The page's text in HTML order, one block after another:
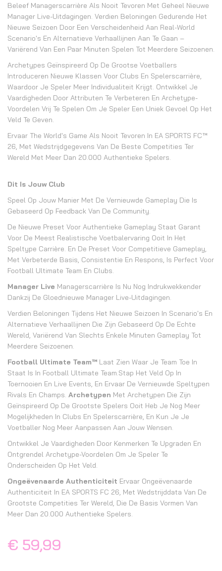
Beleef Managerscarrière Als Nooit Tevoren Met Geheel Nieuwe
Manager Live-Uitdagingen. Verdien Beloningen Gedurende Het
Nieuwe Seizoen Door Een Verscheidenheid Aan Real-World
Scenario's En Alternatieve Verhaallijnen Aan Te Gaan –
Variërend Van Een Paar Minuten Spelen Tot Meerdere Seizoenen.
Archetypes Geïnspireerd Op De Grootse Voetballers
Introduceren Nieuwe Klassen Voor Clubs En Spelerscarrière,
Waardoor Je Speler Meer Individualiteit Krijgt. Ontwikkel Je
Vaardigheden Door Attributen Te Verbeteren En Archetype-
Voordelen Vrij Te Spelen Om Je Speler Een Uniek Gevoel Op Het
Veld Te Geven.
Ervaar The World's Game Als Nooit Tevoren In EA SPORTS FC™
26, Met Wedstrijdgegevens Van De Beste Competities Ter
Wereld Met Meer Dan 20.000 Authentieke Spelers.
Dit Is Jouw Club
Speel Op Jouw Manier Met De Vernieuwde Gameplay Die Is
Gebaseerd Op Feedback Van De Community.
De Nieuwe Preset Voor Authentieke Gameplay Staat Garant
Voor De Meest Realistische Voetbalervaring Ooit In Het
Speltype Carrière. En De Preset Voor Competitieve Gameplay,
Met Verbeterde Basis, Consistentie En Respons, Is Perfect Voor
Football Ultimate Team En Clubs.
Manager Live Managerscarrière Is Nu Nog Indrukwekkender
Dankzij De Gloednieuwe Manager Live-Uitdagingen.
Verdien Beloningen Tijdens Het Nieuwe Seizoen In Scenario's En
Alternatieve Verhaallijnen Die Zijn Gebaseerd Op De Echte
Wereld, Variërend Van Slechts Enkele Minuten Gameplay Tot
Meerdere Seizoenen.
Football Ultimate Team™ Laat Zien Waar Je Team Toe In
Staat Is In Football Ultimate Team.Stap Het Veld Op In
Toernooien En Live Events, En Ervaar De Vernieuwde Speltypen
Rivals En Champs. Archetypen Met Archetypen Die Zijn
Geïnspireerd Op De Grootste Spelers Ooit Heb Je Nog Meer
Mogelijkheden In Clubs En Spelerscarrière, En Kun Je Je
Voetballer Nog Meer Aanpassen Aan Jouw Wensen.
Ontwikkel Je Vaardigheden Door Kenmerken Te Upgraden En
Ontgrendel Archetype-Voordelen Om Je Speler Te
Onderscheiden Op Het Veld.
Ongeëvenaarde Authenticiteit Ervaar Ongeëvenaarde
Authenticiteit In EA SPORTS FC 26, Met Wedstrijddata Van De
Grootste Competities Ter Wereld, Die De Basis Vormen Van
Meer Dan 20.000 Authentieke Spelers.
€ 59,99